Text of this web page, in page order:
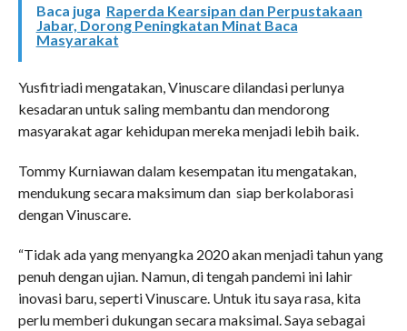
Baca juga Raperda Kearsipan dan Perpustakaan
Jabar, Dorong Peningkatan Minat Baca
Masyarakat
Yusfitriadi mengatakan, Vinuscare dilandasi perlunya
kesadaran untuk saling membantu dan mendorong
masyarakat agar kehidupan mereka menjadi lebih baik.
Tommy Kurniawan dalam kesempatan itu mengatakan,
mendukung secara maksimum dan siap berkolaborasi
dengan Vinuscare.
“Tidak ada yang menyangka 2020 akan menjadi tahun yang
penuh dengan ujian. Namun, di tengah pandemi ini lahir
inovasi baru, seperti Vinuscare. Untuk itu saya rasa, kita
perlu memberi dukungan secara maksimal. Saya sebagai